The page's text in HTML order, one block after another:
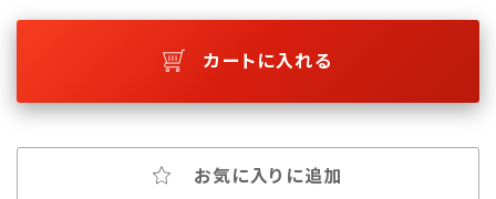
カートに入れる
お気に入りに追加